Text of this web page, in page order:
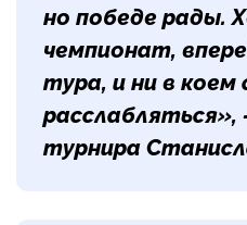
но победе рады.
чемпионат,
тура, и ни в коем
расслабляться»,
турнира